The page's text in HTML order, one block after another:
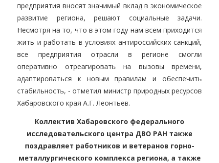
предприятия вносят значимый вклад в экономическое
развитие региона, решают социальные задачи.
Несмотря на то, что в этом году нам всем приходится
жить и работать в условиях антироссийских санкций,
все предприятия отрасли в регионе смогли
оперативно отреагировать на вызовы времени,
адаптироваться к новым правилам и обеспечить
стабильность, - отметил министр природных ресурсов
Хабаровского края А.Г. Леонтьев.
Коллектив Хабаровского федерального
исследовательского центра ДВО РАН также
поздравляет работников и ветеранов горно-
металлургического комплекса региона, а также